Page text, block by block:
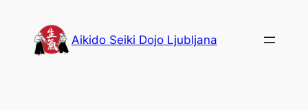
content
Aikido Seiki Dojo Ljubljana